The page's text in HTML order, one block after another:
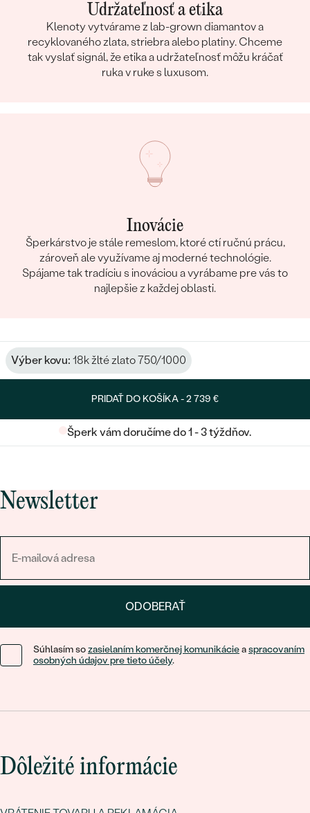
Udržateľnosť a etika
Klenoty vytvárame z lab-grown diamantov a
recyklovaného zlata, striebra alebo platiny. Chceme
tak vyslať signál, že etika a udržateľnosť môžu kráčať
ruka v ruke s luxusom.
Inovácie
Šperkárstvo je stále remeslom, ktoré ctí ručnú prácu,
zároveň ale využívame aj moderné technológie.
Spájame tak tradíciu s inováciou a vyrábame pre vás to
najlepšie z každej oblasti.
Výber kovu: 18k žlté zlato 750/1000
PRIDAŤ DO KOŠÍKA -2 739 €
Šperk vám doručíme do 1 - 3 týždňov.
Newsletter
ODOBERAŤ
Súhlasím sozasielaním komerčnej komunikácieaspracovaním
osobných údajov pre tieto účely.
Dôležité informácie